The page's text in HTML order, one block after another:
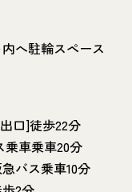
へ駐輪スペース
口]徒歩22分
車乗車20分
バス乗車10分